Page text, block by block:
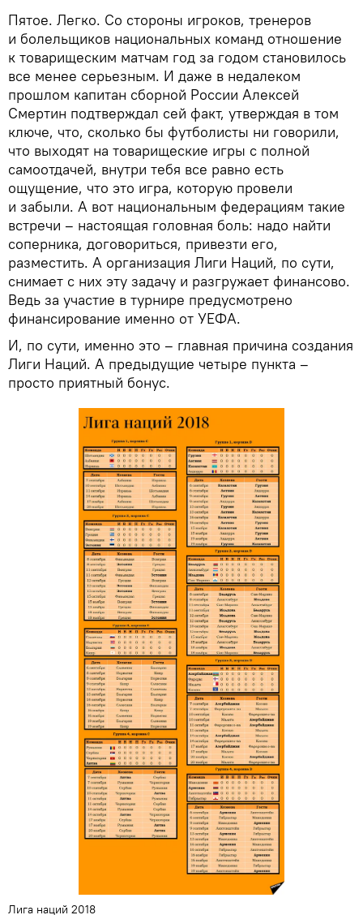
Пятое. Легко. Со стороны игроков, тренеров
и болельщиков национальных команд отношение
к товарищеским матчам год за годом становилось
все менее серьезным. И даже в недалеком
прошлом капитан сборной России Алексей
Смертин подтверждал сей факт, утверждая в том
ключе, что, сколько бы футболисты ни говорили,
что выходят на товарищеские игры с полной
самоотдачей, внутри тебя все равно есть
ощущение, что это игра, которую провели
и забыли. А вот национальным федерациям такие
встречи – настоящая головная боль: надо найти
соперника, договориться, привезти его,
разместить. А организация Лиги Наций, по сути,
снимает с них эту задачу и разгружает финансово.
Ведь за участие в турнире предусмотрено
финансирование именно от УЕФА.
И, по сути, именно это – главная причина создания
Лиги Наций. А предыдущие четыре пункта –
просто приятный бонус.
Лига наций 2018